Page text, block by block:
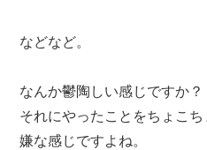
などなど。
なんか鬱陶しい感じですか？
それにやったことをちょこ
嫌な感じですよね。